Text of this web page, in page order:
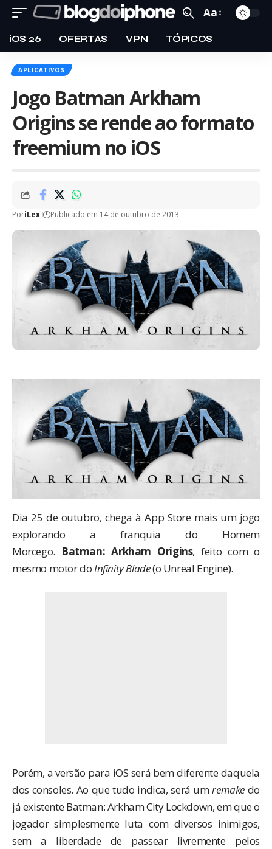
Aa
iOS 26 OFERTAS VPN TÓPICOS
APLICATIVOS
Jogo Batman Arkham
Origins se rende ao formato
freemium no iOS
PoriLex Publicado em 14 de outubro de 2013
Dia 25 de outubro, chega à App Store mais um jogo
explorando a franquia do Homem
Morcego. Batman: Arkham Origins, feito com o
mesmo motor doInfinity Blade(o Unreal Engine).
Porém, a versão para iOS será bem diferente daquela
dos consoles. Ao que tudo indica, será umremake do
já existente Batman: Arkham City Lockdown, em que o
jogador simplesmente luta com diversos inimigos,
sem a liberdade de passear livremente pelos